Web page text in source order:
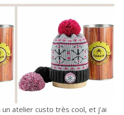
un atelier custo très cool, et j’ai